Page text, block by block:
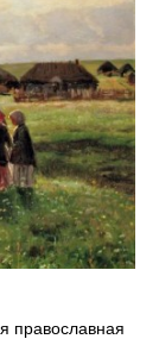
православная